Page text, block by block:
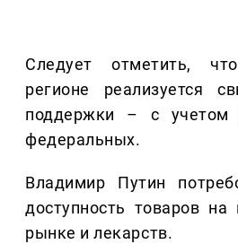
Следует отметить,
регионе реализуется
поддержки – с учетом
федеральных.
Владимир Путин
доступность товаров на
рынке и лекарств.